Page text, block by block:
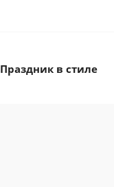
Праздник в стиле